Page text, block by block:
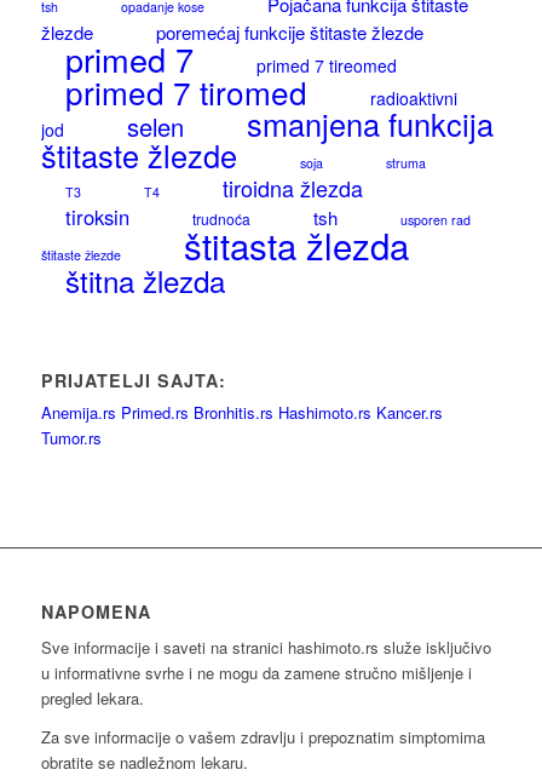
tsh
opadanje kose
žlezde
poremećaj funkcije štitaste žlezde
primed 7 primed 7 tireomed
primed 7 tiromed
radioaktivni
jod
selen smanjena funkcija
štitaste žlezde soja
struma
T3
T4 tiroidna žlezda
tiroksin trudnoća tsh
usporen rad
štitaste žlezde
štitasta žlezda
štitna žlezda
PRIJATELJI SAJTA:
Anemija.rs Primed.rs Bronhitis.rs Hashimoto.rs Kancer.rs
Tumor.rs
NAPOMENA
Sve informacije i saveti na stranici hashimoto.rs služe isključivo
u informativne svrhe i ne mogu da zamene stručno mišljenje i
pregled lekara.
Za sve informacije o vašem zdravlju i prepoznatim simptomima
obratite se nadležnom lekaru.